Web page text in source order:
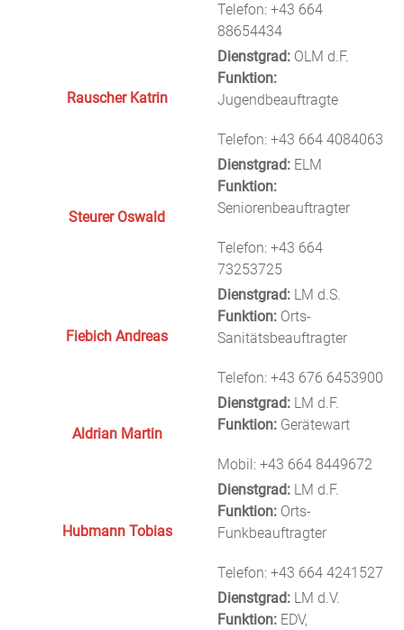
Telefon: +43 664
88654434
Rauscher Katrin
Dienstgrad: OLM d.F.
Funktion:
Jugendbeauftragte
Telefon: +43 664 4084063
Steurer Oswald
Dienstgrad: ELM
Funktion:
Seniorenbeauftragter
Telefon: +43 664
73253725
Fiebich Andreas
Dienstgrad: LM d.S.
Funktion: Orts-
Sanitätsbeauftragter
Telefon: +43 676 6453900
Aldrian Martin
Dienstgrad: LM d.F.
Funktion: Gerätewart
Mobil: +43 664 8449672
Hubmann Tobias
Dienstgrad: LM d.F.
Funktion: Orts-
Funkbeauftragter
Telefon: +43 664 4241527
Dienstgrad: LM d.V.
Funktion: EDV,